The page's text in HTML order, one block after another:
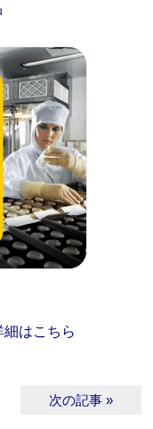
はこちら
次の記事 »